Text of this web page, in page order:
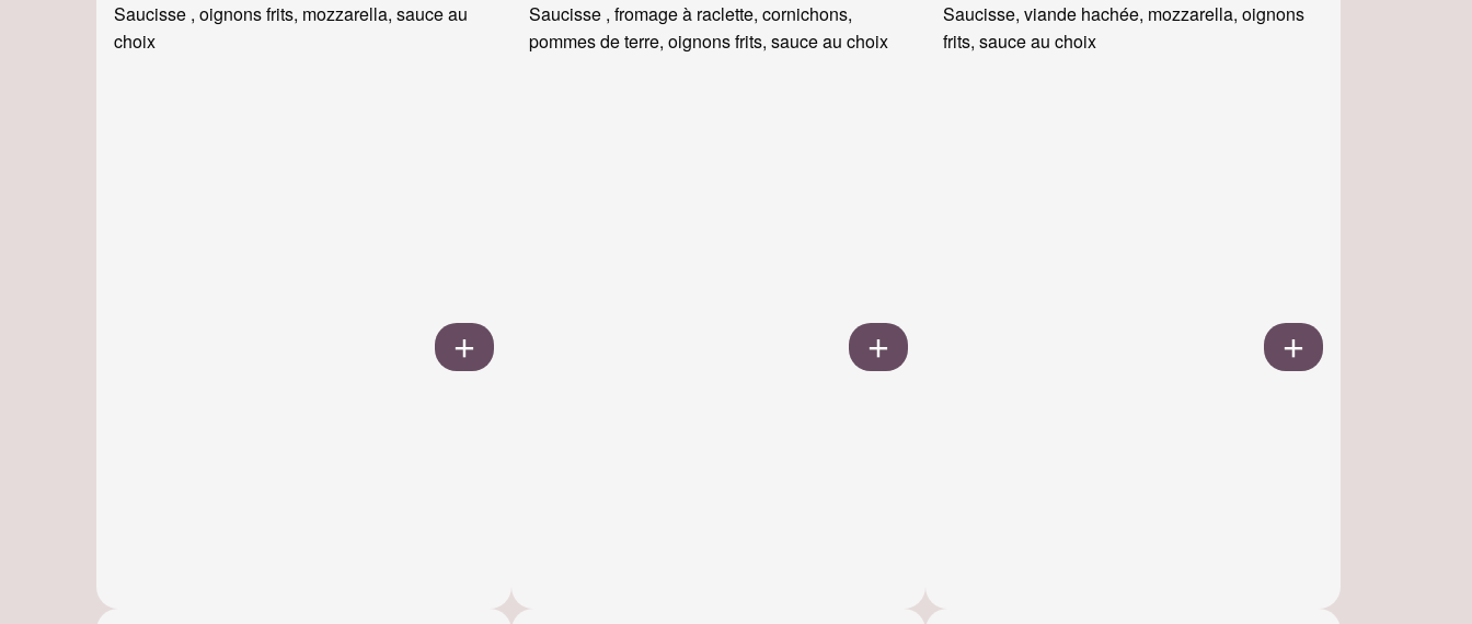
Saucisse , oignons frits, mozzarella, sauce au
choix
Saucisse , fromage à raclette, cornichons,
pommes de terre, oignons frits, sauce au choix
Saucisse, viande hachée, mozzarella, oignons
frits, sauce au choix